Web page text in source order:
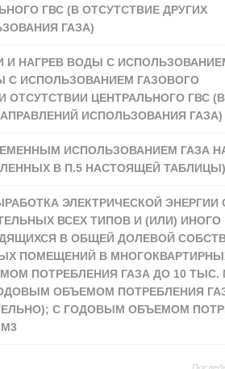
ГВС (В ОТСУТСТВИЕ ДРУГИХ
ГАЗА)
И НАГРЕВ ВОДЫ С
С ИСПОЛЬЗОВАНИЕМ ГАЗОВОГО
ОТСУТСТВИИ ЦЕНТРАЛЬНОГО ГВС (В
ИСПОЛЬЗОВАНИЯ ГАЗА)
ИСПОЛЬЗОВАНИЕМ ГАЗА
В П.5 НАСТОЯЩЕЙ ТАБЛИЦЫ)
ЭЛЕКТРИЧЕСКОЙ ЭНЕРГИИ
ВСЕХ ТИПОВ И (ИЛИ) ИНОГО
В ОБЩЕЙ ДОЛЕВОЙ
ПОМЕЩЕНИЙ В
ПОТРЕБЛЕНИЯ ГАЗА ДО 10 ТЫС.
ОБЪЕМОМ ПОТРЕБЛЕНИЯ
С ГОДОВЫМ ОБЪЕМОМ